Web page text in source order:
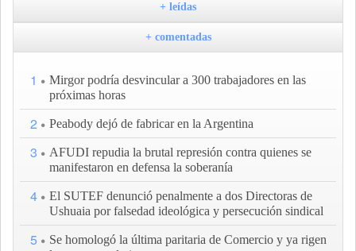
+ leídas
+ comentadas
1
Mirgor podría desvincular a 300 trabajadores en las
próximas horas
2 Peabody dejó de fabricar en la Argentina
3
AFUDI repudia la brutal represión contra quienes se
manifestaron en defensa la soberanía
4
El SUTEF denunció penalmente a dos Directoras de
Ushuaia por falsedad ideológica y persecución sindical
5
Se homologó la última paritaria de Comercio y ya rigen